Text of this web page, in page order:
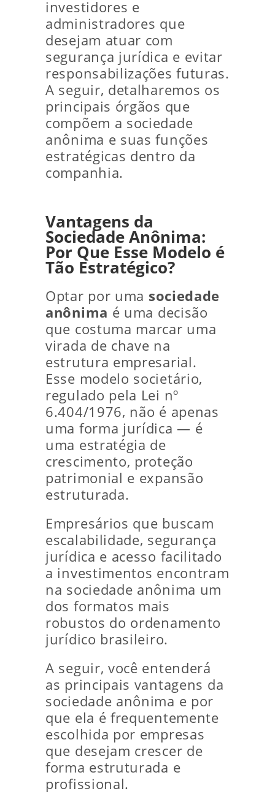
investidores e
administradores que
desejam atuar com
segurança jurídica e evitar
responsabilizações futuras.
A seguir, detalharemos os
principais órgãos que
compõem a sociedade
anônima e suas funções
estratégicas dentro da
companhia.
Vantagens da
Sociedade Anônima:
Por Que Esse Modelo é
Tão Estratégico?
Optar por uma sociedade
anônima é uma decisão
que costuma marcar uma
virada de chave na
estrutura empresarial.
Esse modelo societário,
regulado pela Lei nº
6.404/1976, não é apenas
uma forma jurídica — é
uma estratégia de
crescimento, proteção
patrimonial e expansão
estruturada.
Empresários que buscam
escalabilidade, segurança
jurídica e acesso facilitado
a investimentos encontram
na sociedade anônima um
dos formatos mais
robustos do ordenamento
jurídico brasileiro.
A seguir, você entenderá
as principais vantagens da
sociedade anônima e por
que ela é frequentemente
escolhida por empresas
que desejam crescer de
forma estruturada e
profissional.